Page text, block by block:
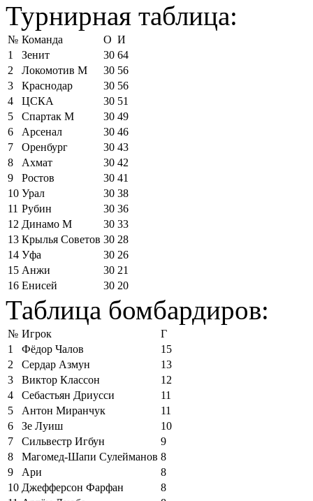
Турнирная таблица:
№ Команда О И
1
Зенит 30 64
2
Локомотив М 30 56
3
Краснодар 30 56
4
ЦСКА 30 51
5
Спартак М 30 49
6
Арсенал 30 46
7
Оренбург 30 43
8
Ахмат 30 42
9
Ростов 30 41
10 Урал 30 38
11 Рубин 30 36
12 Динамо М 30 33
13 Крылья Советов 30 28
14 Уфа 30 26
15 Анжи 30 21
16 Енисей 30 20
Таблица бомбардиров:
№ Игрок
Г
1
Фёдор Чалов
15
2
Сердар Азмун
13
3
Виктор Классон
12
4
Себастьян Дриусси
11
5
Антон Миранчук
11
6
Зе Луиш
10
7
Сильвестр Игбун
9
8
Магомед-Шапи Сулейманов 8
9
Ари
8
10 Джефферсон Фарфан
8